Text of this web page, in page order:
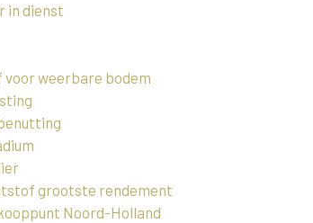
in dienst
voor weerbare bodem
grootste rendement
Noord-Holland